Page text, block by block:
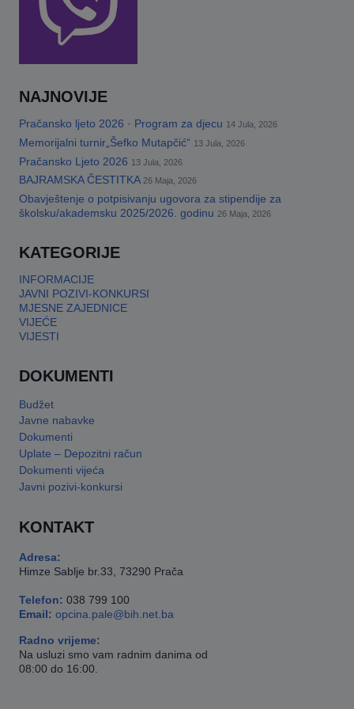
NAJNOVIJE
Pračansko ljeto 2026 · Program za djecu 14 Jula, 2026
Memorijalni turnir„Šefko Mutapčić“ 13 Jula, 2026
Pračansko Ljeto 2026 13 Jula, 2026
BAJRAMSKA ČESTITKA 26 Maja, 2026
Obavještenje o potpisivanju ugovora za stipendije za
školsku/akademsku 2025/2026. godinu 26 Maja, 2026
KATEGORIJE
INFORMACIJE
JAVNI POZIVI-KONKURSI
MJESNE ZAJEDNICE
VIJEĆE
VIJESTI
DOKUMENTI
Budžet
Javne nabavke
Dokumenti
Uplate – Depozitni račun
Dokumenti vijeća
Javni pozivi-konkursi
KONTAKT
Adresa:
Himze Sablje br.33, 73290 Prača
Telefon: 038 799 100
Email: opcina.pale@bih.net.ba
Radno vrijeme:
Na usluzi smo vam radnim danima od
08:00 do 16:00.